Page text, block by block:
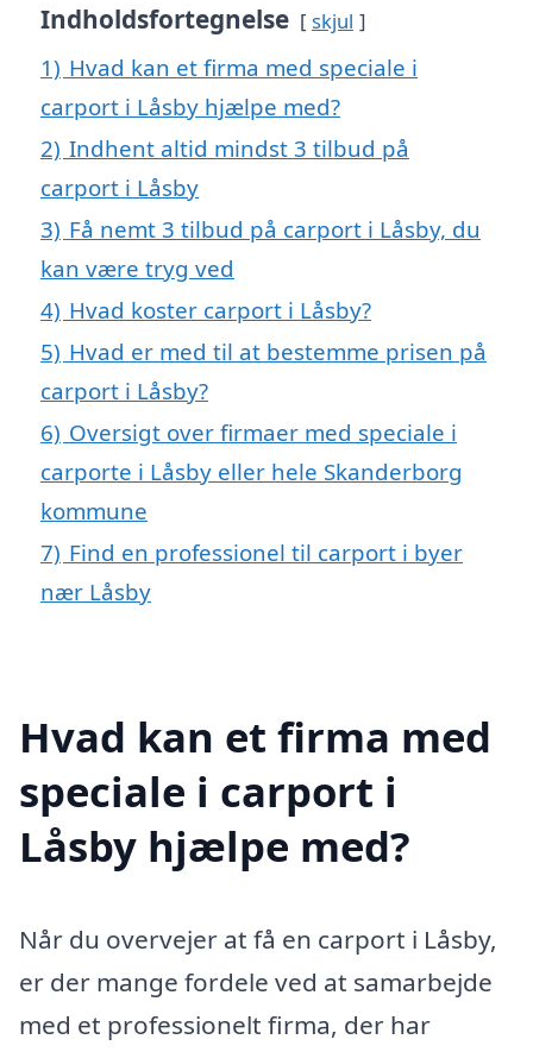
Indholdsfortegnelse skjul
1) Hvad kan et firma med speciale i
carport i Låsby hjælpe med?
2) Indhent altid mindst 3 tilbud på
carport i Låsby
3) Få nemt 3 tilbud på carport i Låsby, du
kan være tryg ved
4) Hvad koster carport i Låsby?
5) Hvad er med til at bestemme prisen på
carport i Låsby?
6) Oversigt over firmaer med speciale i
carporte i Låsby eller hele Skanderborg
kommune
7) Find en professionel til carport i byer
nær Låsby
Hvad kan et firma med
speciale i carport i
Låsby hjælpe med?
Når du overvejer at få en carport i Låsby,
er der mange fordele ved at samarbejde
med et professionelt firma, der har